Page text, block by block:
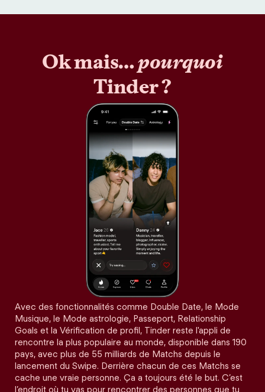
Ok mais…pourquoi
Tinder ?
Avec des fonctionnalités comme Double Date, le Mode
Musique, le Mode astrologie, Passeport, Relationship
Goals et la Vérification de profil, Tinder reste l'appli de
rencontre la plus populaire au monde, disponible dans 190
pays, avec plus de 55 milliards de Matchs depuis le
lancement du Swipe. Derrière chacun de ces Matchs se
cache une vraie personne. Ça a toujours été le but. C’est
l’endroit où tu vas pour rencontrer des personnes que tu